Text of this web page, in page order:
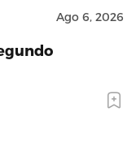
Ago 6, 2026